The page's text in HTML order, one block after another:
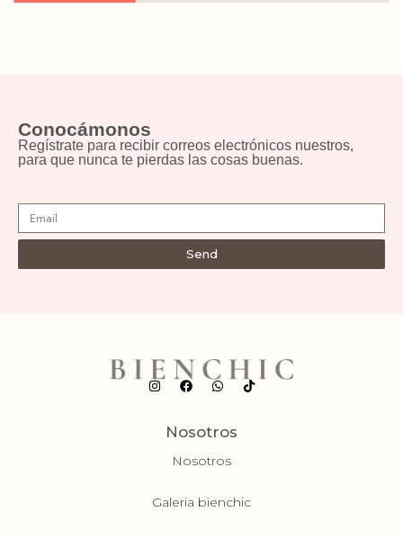
Conocámonos
Regístrate para recibir correos electrónicos nuestros,
para que nunca te pierdas las cosas buenas.
Send
Nosotros
Nosotros
Galeria bienchic